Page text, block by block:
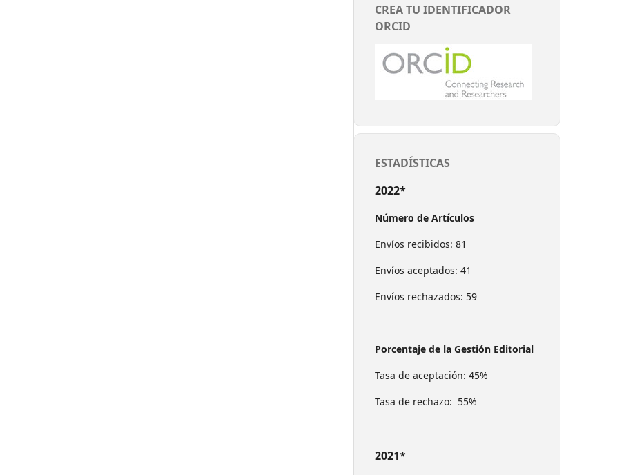
CREA TU IDENTIFICADOR
ORCID
ESTADÍSTICAS
2022*
Número de Artículos
Envíos recibidos: 81
Envíos aceptados: 41
Envíos rechazados: 59
Porcentaje de la Gestión Editorial
Tasa de aceptación: 45%
Tasa de rechazo: 55%
2021*